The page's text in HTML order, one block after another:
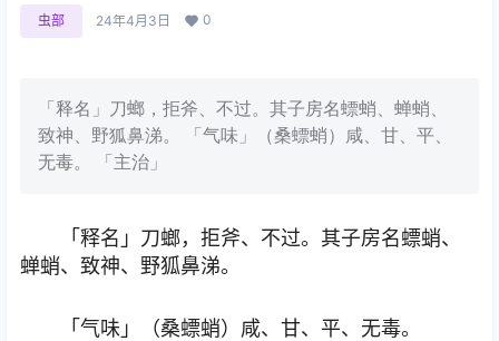
虫部 24年4月3日 0
「释名」刀螂，拒斧、不过。其子房名螵蛸、蝉蛸、
致神、野狐鼻涕。 「气味」（桑螵蛸）咸、甘、平、
无毒。 「主治」
「释名」刀螂，拒斧、不过。其子房名螵蛸、
蝉蛸、致神、野狐鼻涕。
「气味」（桑螵蛸）咸、甘、平、无毒。